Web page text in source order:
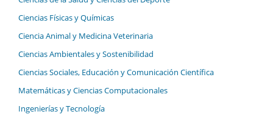
Ciencias Físicas y Químicas
Ciencia Animal y Medicina Veterinaria
Ciencias Ambientales y Sostenibilidad
Ciencias Sociales, Educación y Comunicación Científica
Matemáticas y Ciencias Computacionales
Ingenierías y Tecnología